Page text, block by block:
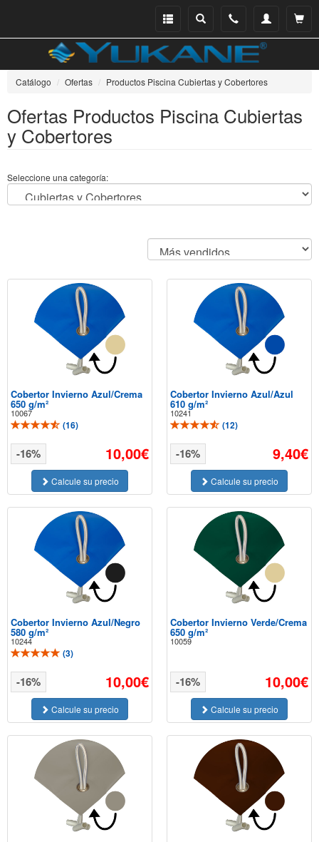
Ver
Mi
Teléfono
Buscar
Menu
Catálogo Ofertas Productos Piscina Cubiertas y Cobertores
Ofertas Productos Piscina Cubiertas
y Cobertores
Seleccione una categoría:
Cobertor Invierno Azul/Crema
650 g/m²
10067
(16)
10,00€
-16%
Calcule su precio
Cobertor Invierno Azul/Azul
610 g/m²
10241
(12)
9,40€
-16%
Calcule su precio
Cobertor Invierno Azul/Negro
580 g/m²
10244
(3)
10,00€
-16%
Calcule su precio
Cobertor Invierno Verde/Crema
650 g/m²
10059
10,00€
-16%
Calcule su precio